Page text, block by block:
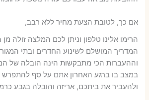
אם כך, לטובת הצעת מחיר ללא רבב,
הרימו אלינו טלפון וניתן לכם המלצה זולה
המדריך המושלם לשינוע החדרים ובתי
וההעברות הכי מתבקשות הינה הובלה של
במצב בו ברגע האחרון אתם על סף להתפרש
ולהעביר את ביתכם, אריזה והובלה בגבע